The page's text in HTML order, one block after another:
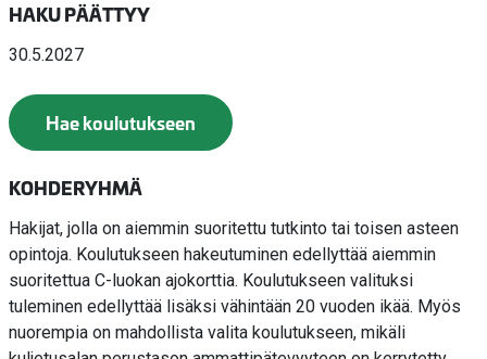
HAKU PÄÄTTYY
30.5.2027
Hae koulutukseen
KOHDERYHMÄ
Hakijat, jolla on aiemmin suoritettu tutkinto tai toisen asteen
opintoja. Koulutukseen hakeutuminen edellyttää aiemmin
suoritettua C-luokan ajokorttia. Koulutukseen valituksi
tuleminen edellyttää lisäksi vähintään 20 vuoden ikää. Myös
nuorempia on mahdollista valita koulutukseen, mikäli